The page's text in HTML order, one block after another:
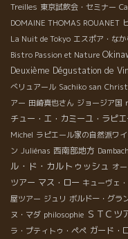
Treilles 東京試飲会・セミナー
DOMAINE THOMAS ROUANET
La Nuit de Tokyo エスポア・な
Bistro Passion et Nature
Deuxième Dégustation de
べリュアール Sachiko san
アー 田崎真也さん ジョージア国
チュー・エ・カミーユ・ラピ
Michel ラピエール家の自然派ワ
ン Juliénas 西南部地方
ル・ド・カルトゥッシュ オ
ツアー マス・ロー キューヴェ
屋ツアー ジュリ ボルドー・グラ
ヌ・マダ philosophie ＳＴＣツ
ラ・プティトゥ・ペペ ガード・